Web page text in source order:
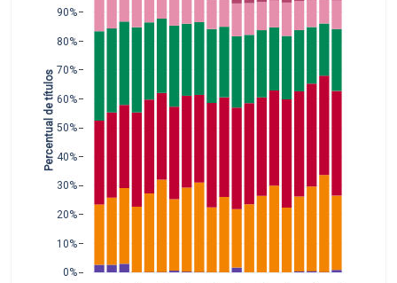
0%
10%
20%
30%
40%
50%
60%
70%
80%
90%
Percentual de títulos